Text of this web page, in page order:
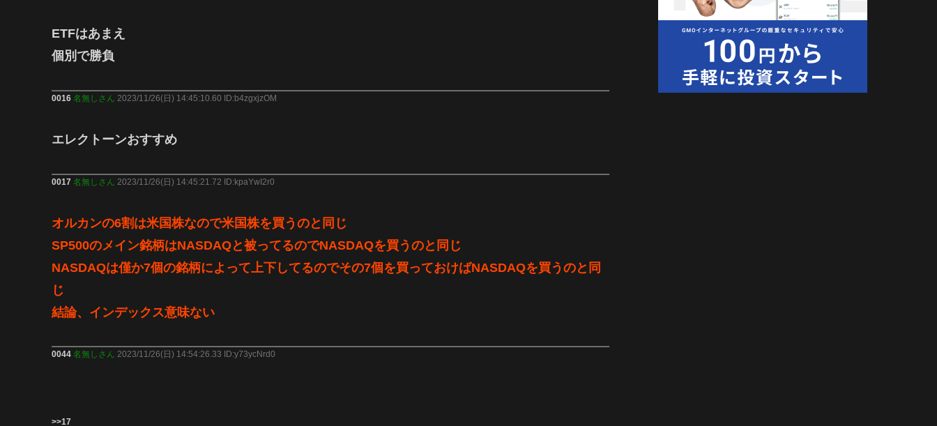
ETFはあまえ
個別で勝負
0016 名無しさん 2023/11/26(日) 14:45:10.60 ID:b4zgxjzOM
エレクトーンおすすめ
0017 名無しさん 2023/11/26(日) 14:45:21.72 ID:kpaYwI2r0
オルカンの6割は米国株なので米国株を買うのと同じ
SP500のメイン銘柄はNASDAQと被ってるのでNASDAQを買うのと同じ
NASDAQは僅か7個の銘柄によって上下してるのでその7個を買っておけばNASDAQを買うのと同
じ
結論、インデックス意味ない
0044 名無しさん 2023/11/26(日) 14:54:26.33 ID:y73ycNrd0
>>17